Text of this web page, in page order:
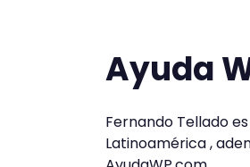
Ayuda
Fernando Tellado
Latinoamérica ,